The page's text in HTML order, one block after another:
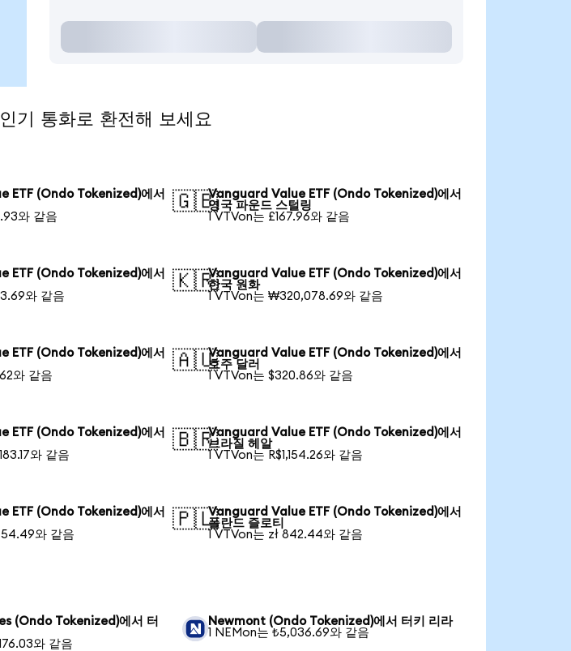
통화로 환전해 보세요
ETF (Ondo Tokenized)에서
와 같음
🇬🇧Vanguard Value ETF (Ondo Tokenized)에서
영국 파운드 스털링
1 VTVon는 £167.96와 같음
ETF (Ondo Tokenized)에서
와 같음
🇰🇷Vanguard Value ETF (Ondo Tokenized)에서
한국 원화
1 VTVon는 ₩320,078.69와 같음
ETF (Ondo Tokenized)에서
와 같음
🇦🇺Vanguard Value ETF (Ondo Tokenized)에서
호주 달러
1 VTVon는 $320.86와 같음
ETF (Ondo Tokenized)에서
와 같음
🇧🇷Vanguard Value ETF (Ondo Tokenized)에서
브라질 헤알
1 VTVon는 R$1,154.26와 같음
ETF (Ondo Tokenized)에서
와 같음
🇵🇱Vanguard Value ETF (Ondo Tokenized)에서
폴란드 즐로티
1 VTVon는 zł 842.44와 같음
(Ondo Tokenized)에서 터
와 같음
Newmont (Ondo Tokenized)에서 터키 리라
1 NEMon는 ₺5,036.69와 같음